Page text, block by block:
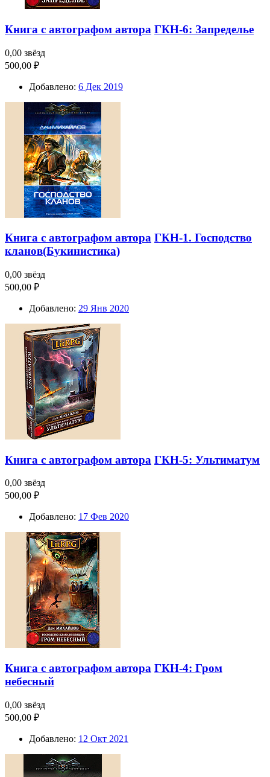
Книга с автографом автора ГКН-6: Запределье
0,00 звёзд
500,00 ₽
Добавлено: 6 Дек 2019
Книга с автографом автора ГКН-1. Господство
кланов(Букинистика)
0,00 звёзд
500,00 ₽
Добавлено: 29 Янв 2020
Книга с автографом автора ГКН-5: Ультиматум
0,00 звёзд
500,00 ₽
Добавлено: 17 Фев 2020
Книга с автографом автора ГКН-4: Гром
небесный
0,00 звёзд
500,00 ₽
Добавлено: 12 Окт 2021